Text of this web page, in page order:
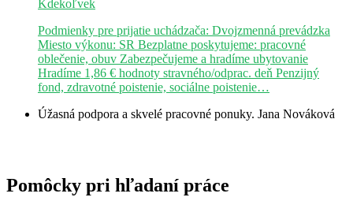
Kdekoľvek
Podmienky pre prijatie uchádzača: Dvojzmenná prevádzka
Miesto výkonu: SR Bezplatne poskytujeme: pracovné
oblečenie, obuv Zabezpečujeme a hradíme ubytovanie
Hradíme 1,86 € hodnoty stravného/odprac. deň Penzijný
fond, zdravotné poistenie, sociálne poistenie…
Úžasná podpora a skvelé pracovné ponuky. Jana Nováková
Pomôcky pri hľadaní práce